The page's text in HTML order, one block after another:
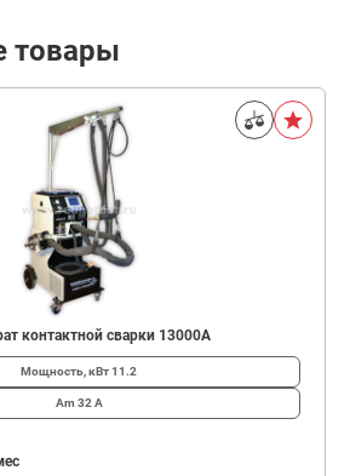
товары
контактной сварки 13000А
Мощность, кВт11.2
Am 32 А